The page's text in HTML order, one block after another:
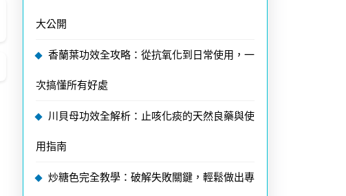
大公開
香蘭葉功效全攻略：從抗氧化到日常使用，一
次搞懂所有好處
川貝母功效全解析：止咳化痰的天然良藥與使
用指南
炒糖色完全教學：破解失敗關鍵，輕鬆做出專